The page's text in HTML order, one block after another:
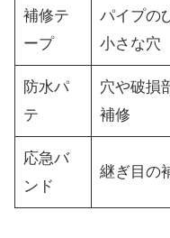
補修テ
ープ
パイプの
小さな穴
防水パ
テ
穴や破損
補修
応急バ
ンド
継ぎ目の